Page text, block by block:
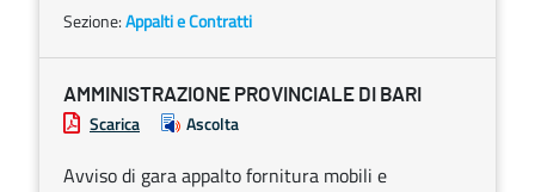
Sezione:Appalti e Contratti
AMMINISTRAZIONE PROVINCIALE DI BARI
Scarica Ascolta
Avviso di gara appalto fornitura mobili e